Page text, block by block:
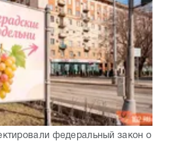
федеральный закон о